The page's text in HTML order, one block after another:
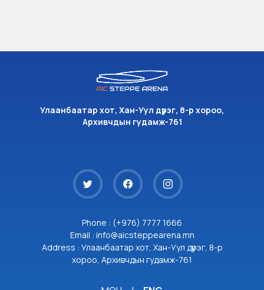
Улаанбаатар хот, Хан-Уул дүүрэг, 8-р хороо,
Архивчдын гудамж-761
Phone : (+976) 7777 1666
Email : info@aicsteppearena.mn
Address : Улаанбаатар хот, Хан-Уул дүүрэг, 8-р
хороо, Архивчдын гудамж-761